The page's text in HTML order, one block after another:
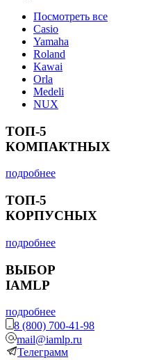
Посмотреть все
Casio
Yamaha
Roland
Kawai
Orla
Medeli
NUX
ТОП-5
КОМПАКТНЫХ
подробнее
ТОП-5
КОРПУСНЫХ
подробнее
ВЫБОР
IAMLP
подробнее
8 (800) 700-41-98
mail@iamlp.ru
Телеграмм